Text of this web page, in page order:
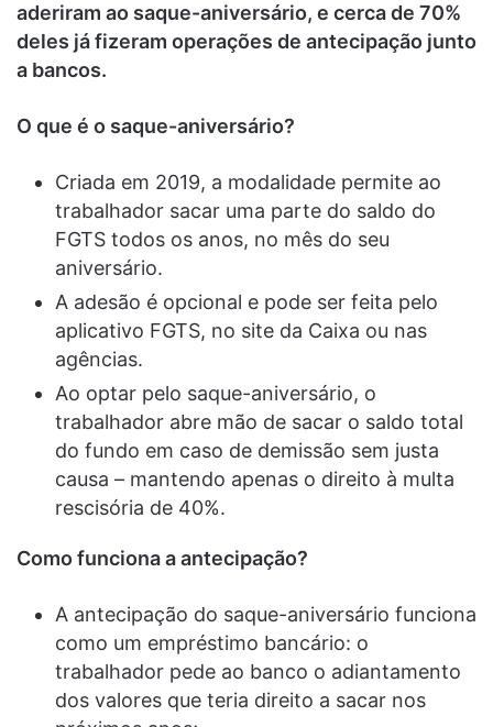
aderiram ao saque-aniversário, e cerca de 70%
deles já fizeram operações de antecipação junto
a bancos.
O que é o saque-aniversário?
Criada em 2019, a modalidade permite ao
trabalhador sacar uma parte do saldo do
FGTS todos os anos, no mês do seu
aniversário.
A adesão é opcional e pode ser feita pelo
aplicativo FGTS, no site da Caixa ou nas
agências.
Ao optar pelo saque-aniversário, o
trabalhador abre mão de sacar o saldo total
do fundo em caso de demissão sem justa
causa – mantendo apenas o direito à multa
rescisória de 40%.
Como funciona a antecipação?
A antecipação do saque-aniversário funciona
como um empréstimo bancário: o
trabalhador pede ao banco o adiantamento
dos valores que teria direito a sacar nos